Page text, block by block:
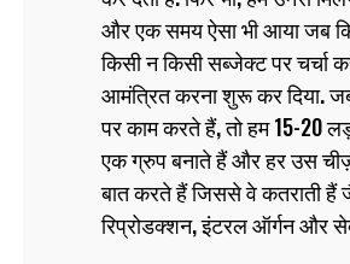
और एक समय ऐसा भी आया जब
किसी न किसी सब्‍जेक्‍ट पर चर्चा
आमंत्रित करना शुरू कर दिया.
पर काम करते हैं, तो हम 15-20
एक ग्रुप बनाते हैं और हर उस
बात करते हैं जिससे वे कतराती हैं
रिप्रोडक्‍शन, इंटरल ऑर्गन और